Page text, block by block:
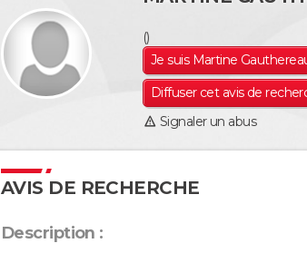
()
Je suis Martine
Diffuser cet avis de
Signaler un abus
AVIS DE RECHERCHE
Description :